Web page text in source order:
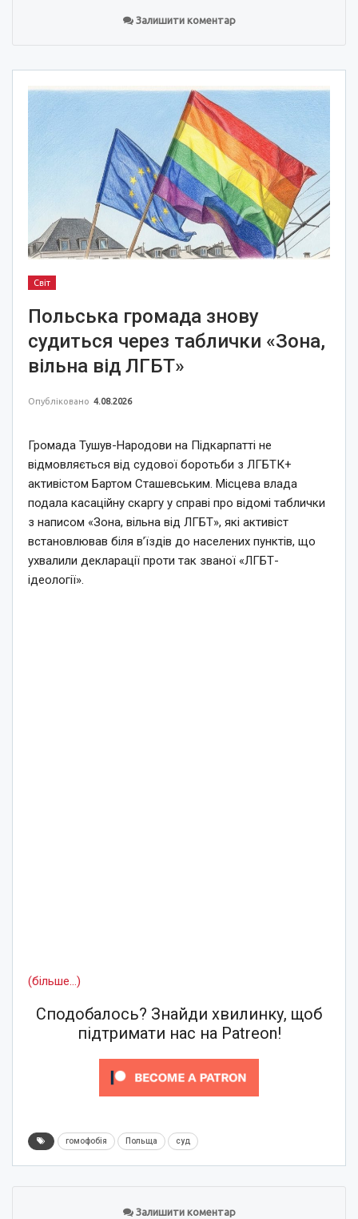
Залишити коментар
Світ
Польська громада знову
судиться через таблички «Зона,
вільна від ЛГБТ»
Опубліковано 4.08.2026
Громада Тушув-Народови на Підкарпатті не
відмовляється від судової боротьби з ЛГБТК+
активістом Бартом Сташевським. Місцева влада
подала касаційну скаргу у справі про відомі таблички
з написом «Зона, вільна від ЛГБТ», які активіст
встановлював біля в’їздів до населених пунктів, що
ухвалили декларації проти так званої «ЛГБТ-
ідеології».
(більше…)
Сподобалось? Знайди хвилинку, щоб
підтримати нас на Patreon!
гомофобія Польща суд
Залишити коментар